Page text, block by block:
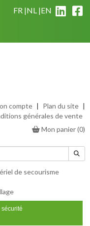
FR NL EN
compte | Plan du site |
générales de vente
Mon panier(0)
de secourisme